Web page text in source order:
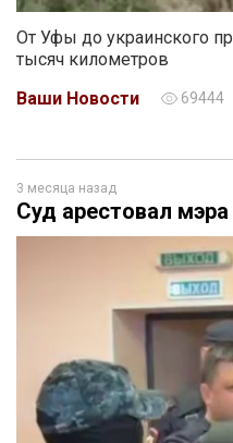
От Уфы до украинского
тысяч километров
Ваши Новости
69444
3 месяца назад
Суд арестовал